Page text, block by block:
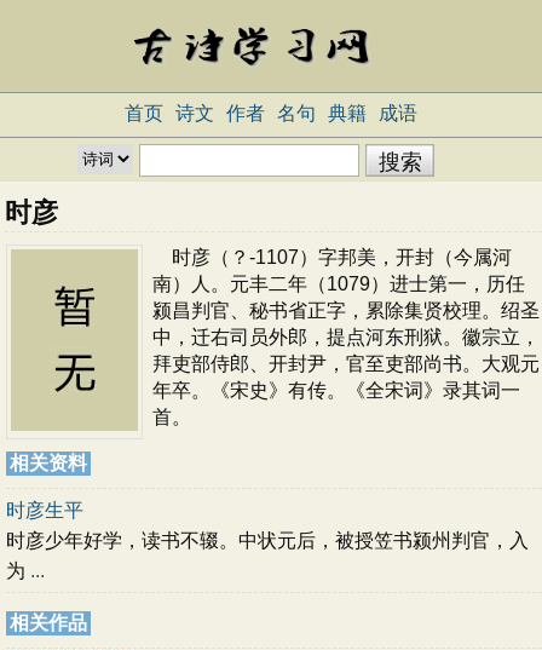
首页 诗文 作者 名句 典籍 成语
时彦
时彦（？-1107）字邦美，开封（今属河
南）人。元丰二年（1079）进士第一，历任
颍昌判官、秘书省正字，累除集贤校理。绍圣
中，迁右司员外郎，提点河东刑狱。徽宗立，
拜吏部侍郎、开封尹，官至吏部尚书。大观元
年卒。《宋史》有传。《全宋词》录其词一
首。
相关资料
时彦生平
时彦少年好学，读书不辍。中状元后，被授笠书颍州判官，入
为 ...
相关作品